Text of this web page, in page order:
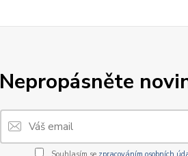
Nepropásněte